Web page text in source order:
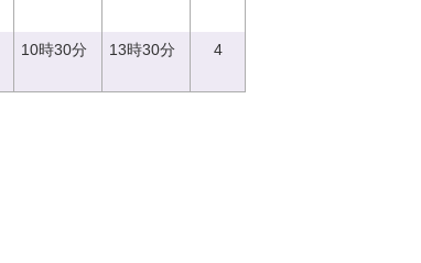
10時30分 13時30分 4